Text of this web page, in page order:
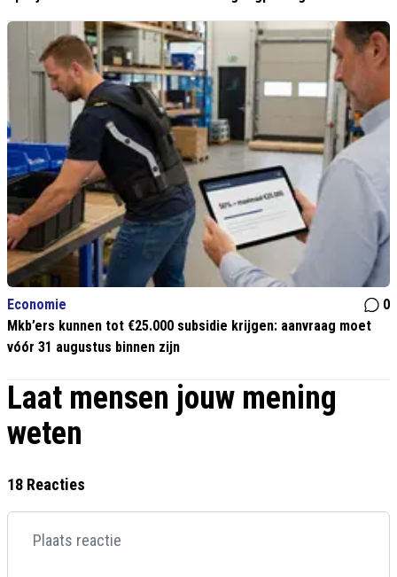
Economie
0
Mkb’ers kunnen tot €25.000 subsidie krijgen: aanvraag moet
vóór 31 augustus binnen zijn
Laat mensen jouw mening
weten
18 Reacties